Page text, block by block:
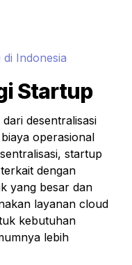
Indonesia
Startup
desentralisasi
operasional
startup
dengan
yang besar dan
layanan cloud
kebutuhan
lebih